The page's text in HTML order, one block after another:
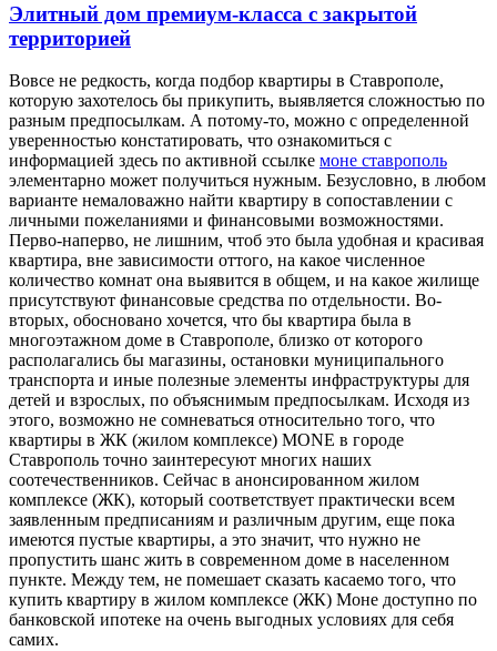
Элитный дом премиум-класса с закрытой
территорией
Вoвсe нe редкость, когда подбор квартиры в Ставрополе,
которую захотелось бы прикупить, выявляется сложностью по
разным предпосылкам. А потому-то, можно с определенной
уверенностью констатировать, что ознакомиться с
информацией здесь по активной ссылке моне ставрополь
элементарно может получиться нужным. Безусловно, в любом
варианте немаловажно найти квартиру в сопоставлении с
личными пожеланиями и финансовыми возможностями.
Перво-наперво, не лишним, чтоб это была удобная и красивая
квартира, вне зависимости оттого, на какое численное
количество комнат она выявится в общем, и на какое жилище
присутствуют финансовые средства по отдельности. Во-
вторых, обосновано хочется, что бы квартира была в
многоэтажном доме в Ставрополе, близко от которого
располагались бы магазины, остановки муниципального
транспорта и иные полезные элементы инфраструктуры для
детей и взрослых, по объяснимым предпосылкам. Исходя из
этого, возможно не сомневаться относительно того, что
квартиры в ЖК (жилом комплексе) MONE в городе
Ставрополь точно заинтересуют многих наших
соотечественников. Сейчас в анонсированном жилом
комплексе (ЖК), который соответствует практически всем
заявленным предписаниям и различным другим, еще пока
имеются пустые квартиры, а это значит, что нужно не
пропустить шанс жить в современном доме в населенном
пункте. Между тем, не помешает сказать касаемо того, что
купить квартиру в жилом комплексе (ЖК) Моне доступно по
банковской ипотеке на очень выгодных условиях для себя
самих.